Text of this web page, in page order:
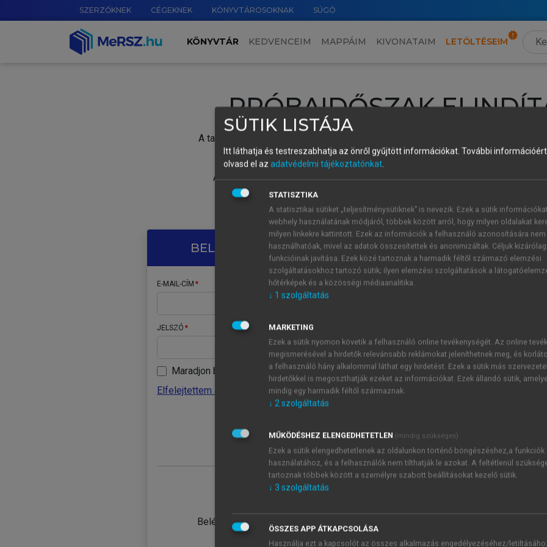
SZERZŐKNEK CÉGEKNEK KÖNYVTÁROSOKNAK SÚGÓ
KÖNYVTÁR KEDVENCEIM MAPPÁIM KIVONATAIM LETÖLTÉSEIM
PRÓBAIDŐSZAK
A tartalom megtekintéséhez lépj be a saját fiókoddal, iskolai azonosítóddal vagy
Új felhasználóként1 óra díjmentes hozzáférésrevagy
A próbaidőszak elindításához,
vagy hozz
A regisztráció után a
BELÉPÉS SAJÁT FIÓKKAL
E-MAIL-CÍM
JELSZÓ
Maradjon belépve
Elfelejtettem a jelszavamat
Belépés intézményi azonosítóval
ÚJ FIÓK
1 óra
JELSZÓ
Kérek értesítést a MeRSZ
Kérek értesítést az
SÜTIK LISTÁJA
Itt láthatja és testreszabhatja az önről gyűjtött információkat. További
olvasd el az adatvédelmi tájékoztatónkat.
STATISZTIKA
A statisztikai sütiket „teljesítménysütiknek” is nevezik. Ezek a sütik
webhely használatának módjáról, többek között arról, hogy milyen oldalakat
milyen linkekre kattintott. Ezek az információk a felhasználó azonosítására nem
használhatóak, mivel az adatok összesítettek és anonimizáltak. Céljuk
funkcióinak javítása. Ezek közé tartoznak a harmadik féltől származó elemzési
szolgáltatásokhoz tartozó sütik; ilyen elemzési szolgáltatások a
hőtérképek és a közösségi médiaanalitika.
↓ 1 szolgáltatás
MARKETING
Ezek a sütik nyomon követik a felhasználó online tevékenységét. Az online
megismerésével a hirdetők relevánsabb reklámokat jeleníthetnek meg, és
a felhasználó hány alkalommal láthat egy hirdetést. Ezek a sütik más
hirdetőkkel is megoszthatják ezeket az információkat. Ezek állandó sütik,
mindig egy harmadik féltől származnak.
↓ 2szolgáltatás
MŰKÖDÉSHEZ ELENGEDHETETLEN (mindig szükséges)
Ezek a sütik elengedhetetlenek az oldalunkon történő böngészéshez,a funkciók
használatához, és a felhasználók nem tilthatják le azokat. A feltétlenül
tartoznak többek között a személyre szabott beállításokat kezelő sütik.
↓ 3 szolgáltatás
ÖSSZES APP ÁTKAPCSOLÁSA
Használja ezt a kapcsolót az összes alkalmazás engedélyezéséhez/